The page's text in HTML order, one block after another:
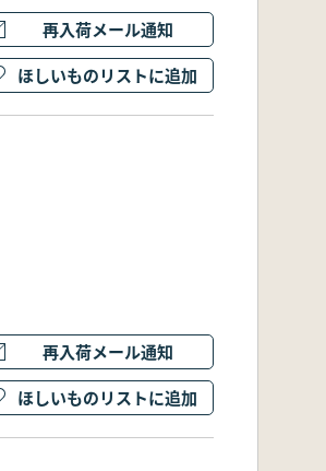
再入荷メール通知
ほしいものリストに追加
再入荷メール通知
ほしいものリストに追加